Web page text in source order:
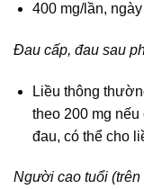
400 mg/lần,
Đau cấp, đau sau
Liều thông
theo 200 mg
đau, có thể cho
Người cao tuổi (trên